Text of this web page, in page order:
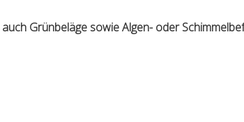
Grünbeläge sowie Algen- oder